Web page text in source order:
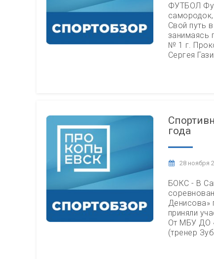
ФУТБОЛ
Свой путь
занимаясь
№ 1 г.
Сергея
года
28 ноября
БОКС - В
Денисова»
приняли
От МБУ ДО
(тренер